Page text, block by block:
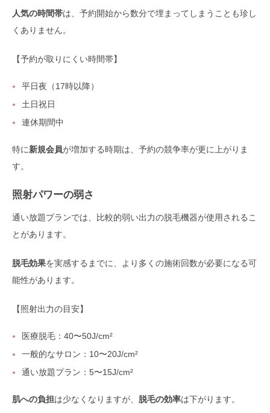
人気の時間帯は、予約開始から数分で埋まってしまうことも珍し
くありません。
【予約が取りにくい時間帯】
平日夜（17時以降）
土日祝日
連休期間中
特に新規会員が増加する時期は、予約の競争率が更に上がりま
す。
照射パワーの弱さ
通い放題プランでは、比較的弱い出力の脱毛機器が使用されるこ
とがあります。
脱毛効果を実感するまでに、より多くの施術回数が必要になる可
能性があります。
【照射出力の目安】
医療脱毛：40〜50J/cm²
一般的なサロン：10〜20J/cm²
通い放題プラン：5〜15J/cm²
肌への負担は少なくなりますが、 脱毛の効率は下がります。